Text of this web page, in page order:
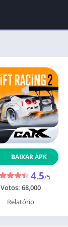
BAIXAR APK
4.5/5
Votos: 68,000
Relatório